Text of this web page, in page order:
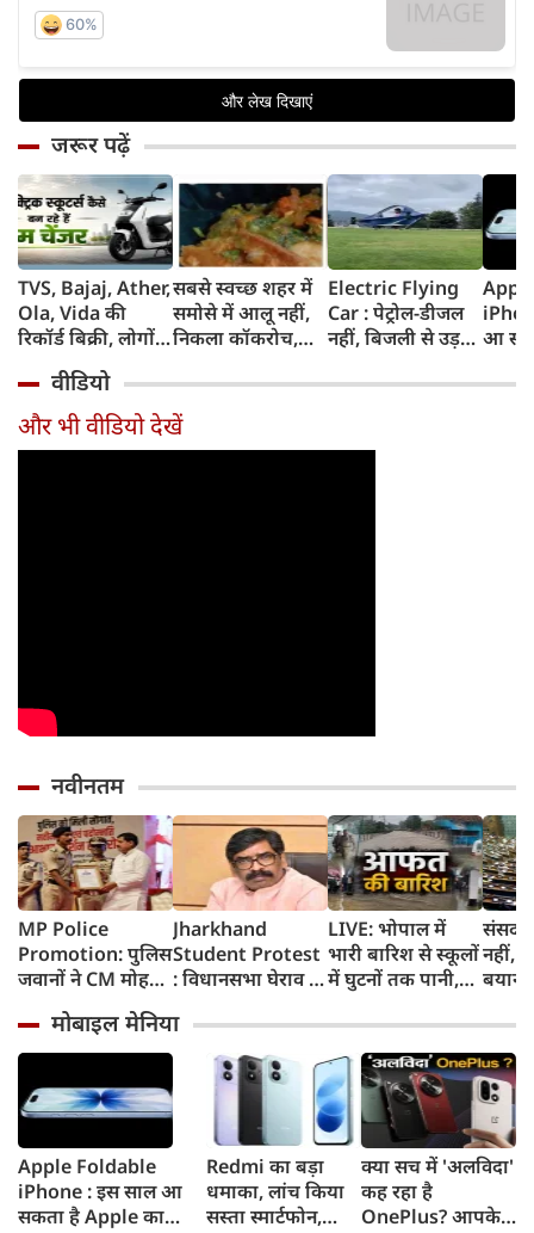
जरूर पढ़ें
TVS, Bajaj, Ather,
Ola, Vida की
रिकॉर्ड बिक्री, लोगों
हैं Electric
Scooters
सबसे स्‍वच्‍छ शहर में
समोसे में आलू नहीं,
निकला कॉकरोच,
CJP
Electric Flying
Car : पेट्रोल-डीजल
नहीं, बिजली से उड़ने
समस्या से आया
आ
वीडियो
और भी वीडियो देखें
नवीनतम
MP Police
Promotion: पुलिस
जवानों ने CM मोहन
आभार, बोले-
प्रमोशन से बढ़ा
बड़ी बात
Jharkhand
Student Protest
: विधानसभा घेराव के
कैनन और लाठीचार्ज,
CM हेमंत सोरेन बोले-
'बातचीत से
सुलझाएंगे मामला'
LIVE: भोपाल में
भारी बारिश से स्कूलों
में घुटनों तक पानी,
संसद
नहीं,
मांगों
नहीं
मोबाइल मेनिया
Apple Foldable
iPhone : इस साल आ
सकता है Apple का
Redmi का बड़ा
धमाका, लांच किया
सस्ता स्मार्टफोन,
क्या सच में 'अलविदा'
कह रहा है
OnePlus? आपके